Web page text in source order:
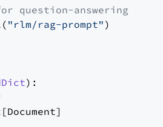
question-answering
"rlm/rag-prompt" )
):
[Document]